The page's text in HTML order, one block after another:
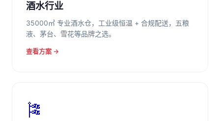
酒水行业
35000㎡ 专业酒水仓，工业级恒温 + 合规配送，五粮
液、茅台、雪花等品牌之选。
查看方案 →
🎏